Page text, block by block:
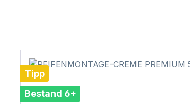
Tipp
Bestand 6+